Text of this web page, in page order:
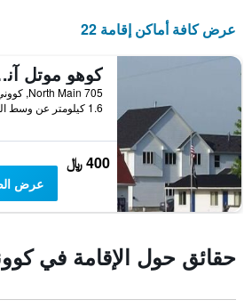
عرض كافة أماكن إقامة 22
كوهو
1.6 كيلومتر عن وسط المدينة
400 ﷼
عرض
حقائق حول الإقامة في